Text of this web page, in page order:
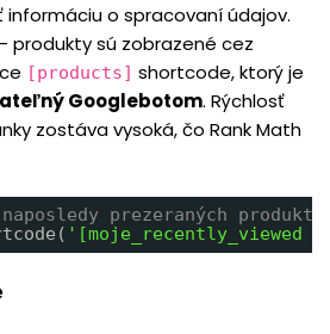
informáciu o spracovaní údajov.
produkty sú zobrazené cez
[products] shortcode, ktorý je
Googlebotom. Rýchlosť
zostáva vysoká, čo Rank Math
prezeraných produktov
'[moje_recently_viewed